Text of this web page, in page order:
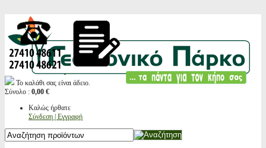
Το καλάθι σας είναι άδειο.
Σύνολο : 0,00 €
Καλώς ήρθατε
Σύνδεση | Εγγραφή